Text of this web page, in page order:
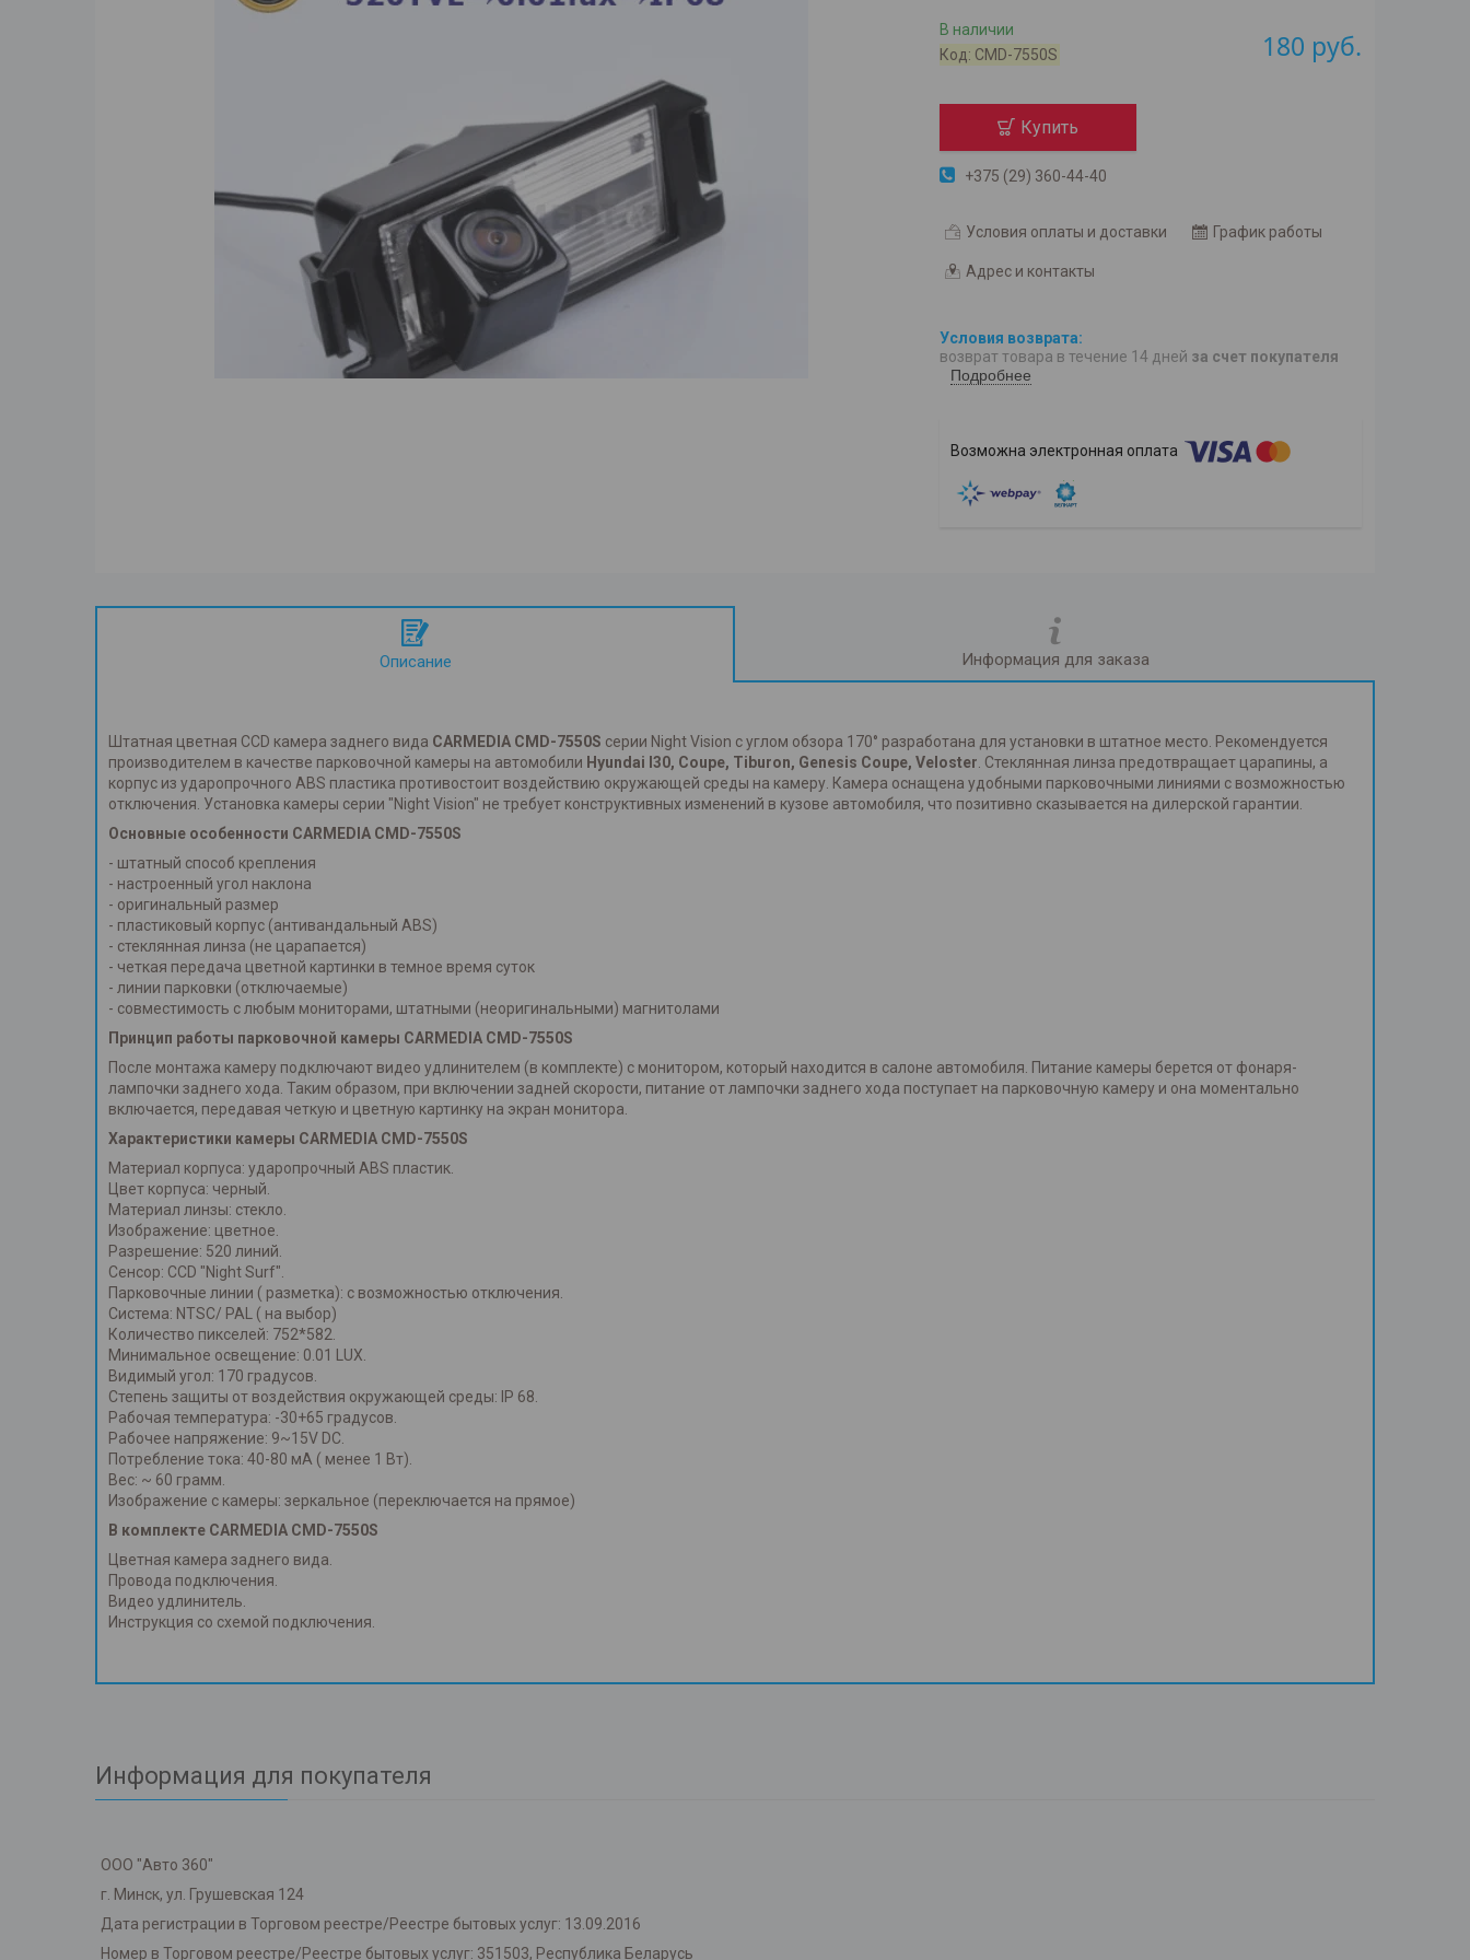
В наличии
Код: CMD-7550S 180 руб.
Купить
+375 (29) 360-44-40
Условия оплаты и доставки График работы
Адрес и контакты
возврат товара в течение 14 дней за счет покупателя
Подробнее
Описание Информация для заказа
Штатная цветная CCD камера заднего вида CARMEDIA CMD-7550S серии Night Vision с углом обзора 170° разработана для установки в штатное место. Рекомендуется
производителем в качестве парковочной камеры на автомобили Hyundai I30, Coupe, Tiburon, Genesis Coupe, Veloster . Стеклянная линза предотвращает царапины, а
корпус из ударопрочного ABS пластика противостоит воздействию окружающей среды на камеру. Камера оснащена удобными парковочными линиями с возможностью
отключения. Установка камеры серии "Night Vision" не требует конструктивных изменений в кузове автомобиля, что позитивно сказывается на дилерской гарантии.
Основные особенности CARMEDIA CMD-7550S
- штатный способ крепления
- настроенный угол наклона
- оригинальный размер
- пластиковый корпус (антивандальный ABS)
- стеклянная линза (не царапается)
- четкая передача цветной картинки в темное время суток
- линии парковки (отключаемые)
- совместимость с любым мониторами, штатными (неоригинальными) магнитолами
Принцип работы парковочной камеры CARMEDIA CMD-7550S
После монтажа камеру подключают видео удлинителем (в комплекте) с монитором, который находится в салоне автомобиля. Питание камеры берется от фонаря-
лампочки заднего хода. Таким образом, при включении задней скорости, питание от лампочки заднего хода поступает на парковочную камеру и она моментально
включается, передавая четкую и цветную картинку на экран монитора.
Характеристики камеры CARMEDIA CMD-7550S
Материал корпуса: ударопрочный ABS пластик.
Цвет корпуса: черный.
Материал линзы: стекло.
Изображение: цветное.
Разрешение: 520 линий.
Сенсор: CCD "Night Surf".
Парковочные линии ( разметка): с возможностью отключения.
Система: NTSC/ PAL ( на выбор)
Количество пикселей: 752*582.
Минимальное освещение: 0.01 LUX.
Видимый угол: 170 градусов.
Степень защиты от воздействия окружающей среды: IP 68.
Рабочая температура: -30+65 градусов.
Рабочее напряжение: 9~15V DC.
Потребление тока: 40-80 мА ( менее 1 Вт).
Вес: ~ 60 грамм.
Изображение с камеры: зеркальное (переключается на прямое)
В комплекте CARMEDIA CMD-7550S
Цветная камера заднего вида.
Провода подключения.
Видео удлинитель.
Инструкция со схемой подключения.
Информация для покупателя
ООО "Авто 360"
г. Минск, ул. Грушевская 124
Дата регистрации в Торговом реестре/Реестре бытовых услуг: 13.09.2016
Номер в Торговом реестре/Реестре бытовых услуг: 351503, Республика Беларусь